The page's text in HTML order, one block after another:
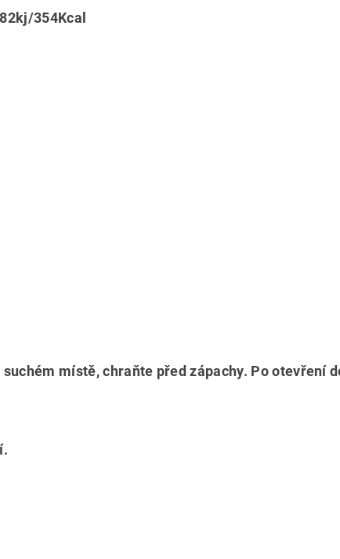
354Kcal
místě, chraňte před zápachy. Po otevření